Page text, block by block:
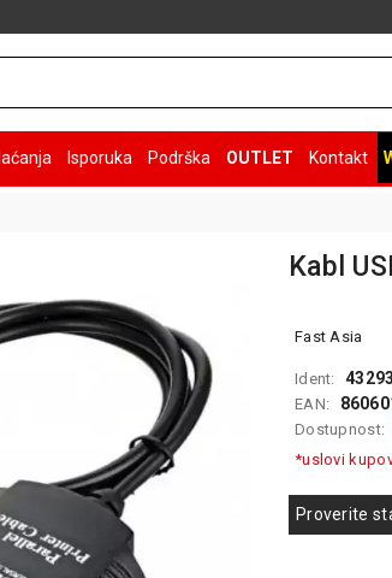
Isporuka Podrška OUTLET Kontakt
Kabl
Fast Asia
Ident: 43293
EAN:
Dostupnost:
*uslovi
Proverite